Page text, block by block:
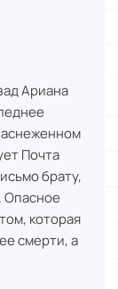
Ариана
Почта
брату,
Опасное
которая
смерти, а